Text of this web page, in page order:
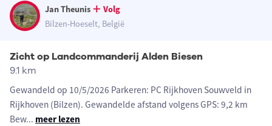
Jan Theunis
Volg
Bilzen-Hoeselt, België
Zicht op Landcommanderij Alden Biesen
9.1 km
Gewandeld op 10/5/2026 Parkeren: PC Rijkhoven Souwveld in
Rijkhoven (Bilzen). Gewandelde afstand volgens GPS: 9,2 km
Bew... meer lezen